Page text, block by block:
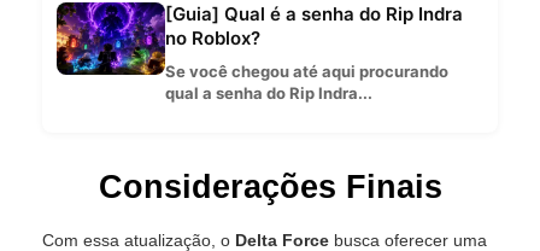
[Guia] Qual é a senha do Rip Indra
no Roblox?
Se você chegou até aqui procurando
qual a senha do Rip Indra...
Considerações Finais
Com essa atualização, o Delta Force busca oferecer uma